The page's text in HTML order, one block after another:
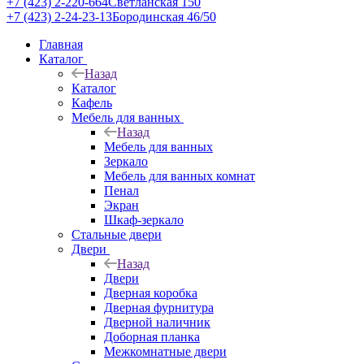
+7 (423) 2-24-23-13Бородинская 46/50
Главная
Каталог
Назад
Каталог
Кафель
Мебель для ванных
Назад
Мебель для ванных
Зеркало
Мебель для ванных комнат
Пенал
Экран
Шкаф-зеркало
Стальные двери
Двери
Назад
Двери
Дверная коробка
Дверная фурнитура
Дверной наличник
Доборная планка
Межкомнатные двери